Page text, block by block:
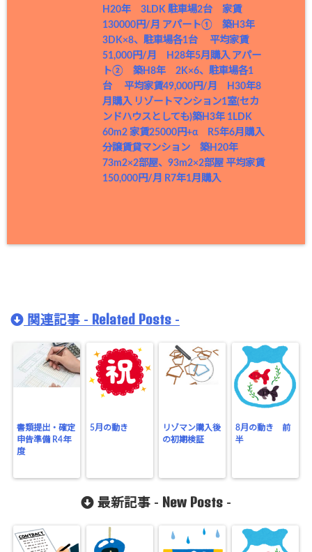
H20年 3LDK 駐車場2台 家賃
130000円/月 アパート① 築H3年
3DK×8、駐車場各1台 平均家賃
51,000円/月 H28年5月購入 アパー
ト② 築H8年 2K×6、駐車場各1
台 平均家賃49,000円/月 H30年8
月購入 リゾートマンション1室(セカ
ンドハウスとしても)築H3年 1LDK
60m2 家賃25000円+α R5年6月購入
分譲賃貸マンション 築H20年
73m2×2部屋、93m2×2部屋 平均家賃
150,000円/月 R7年1月購入
関連記事 - Related Posts -
書類提出・確定
申告準備 R4年
度
5月の動き
リゾマン購入後
の初期検証
8月の動き 前
半
最新記事 - New Posts -